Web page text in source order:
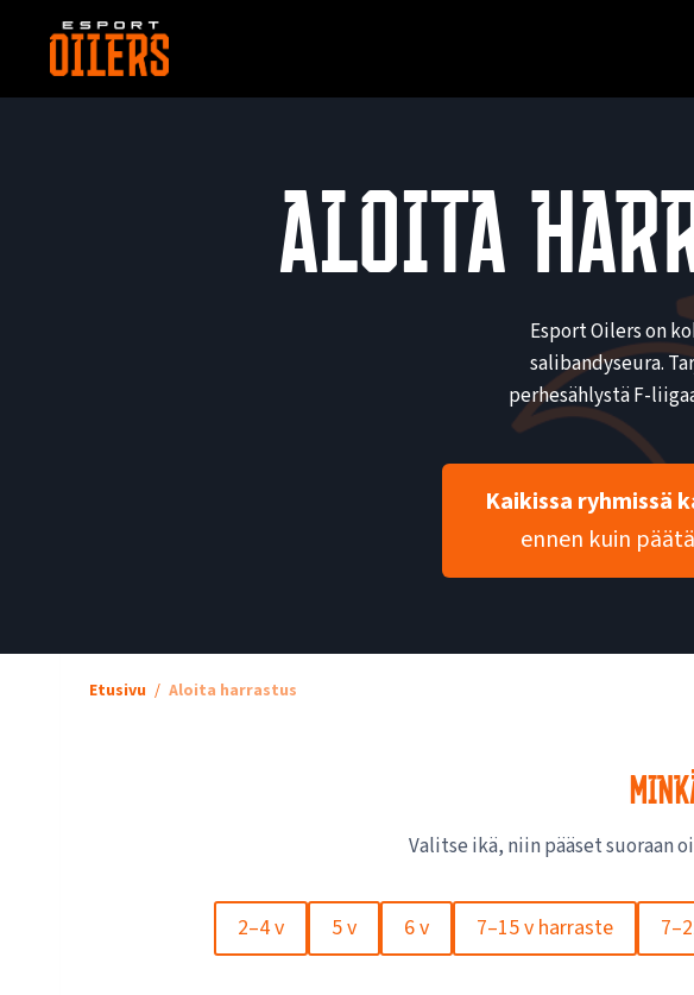
sisältöön
Aloita
Esport Oilers on
salibandyseura.
perhesählystä F-
Kaikissa ryhmissä
ennen kuin
Etusivu Aloita harrastus
Valitse ikä, niin pääset suoraan
2–4 v 5 v 6 v 7–15 v harraste